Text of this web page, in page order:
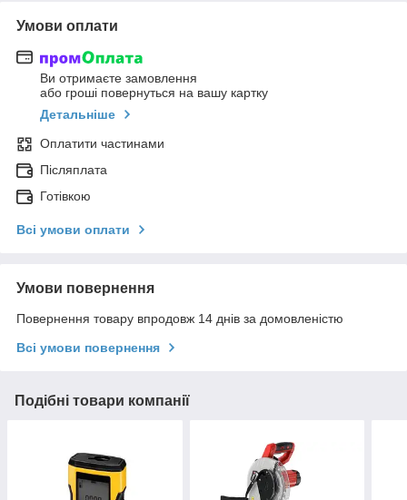
Умови оплати
Ви отримаєте замовлення
або гроші повернуться на вашу картку
Детальніше
Оплатити частинами
Післяплата
Готівкою
Всі умови оплати
Умови повернення
Повернення товару впродовж 14 днів за домовленістю
Всі умови повернення
Подібні товари компанії